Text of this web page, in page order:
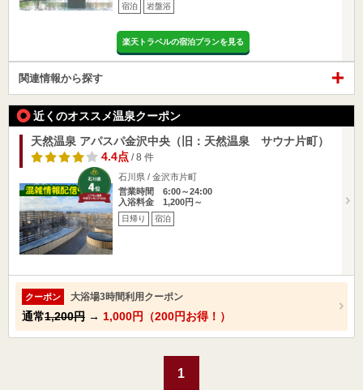
宿泊 岩盤浴
楽天トラベルの宿泊プランを見る
関連情報から探す
近くのオススメ温泉クーポン
天然温泉 アパスパ金沢中央（旧：天然温泉 サウナ片町）
4.4点/ 8 件
石川県 / 金沢市片町
営業時間 6:00～24:00
入浴料金 1,200円～
日帰り 宿泊
クーポン 大浴場3時間利用クーポン
通常1,200円 → 1,000円（200円お得！）
1